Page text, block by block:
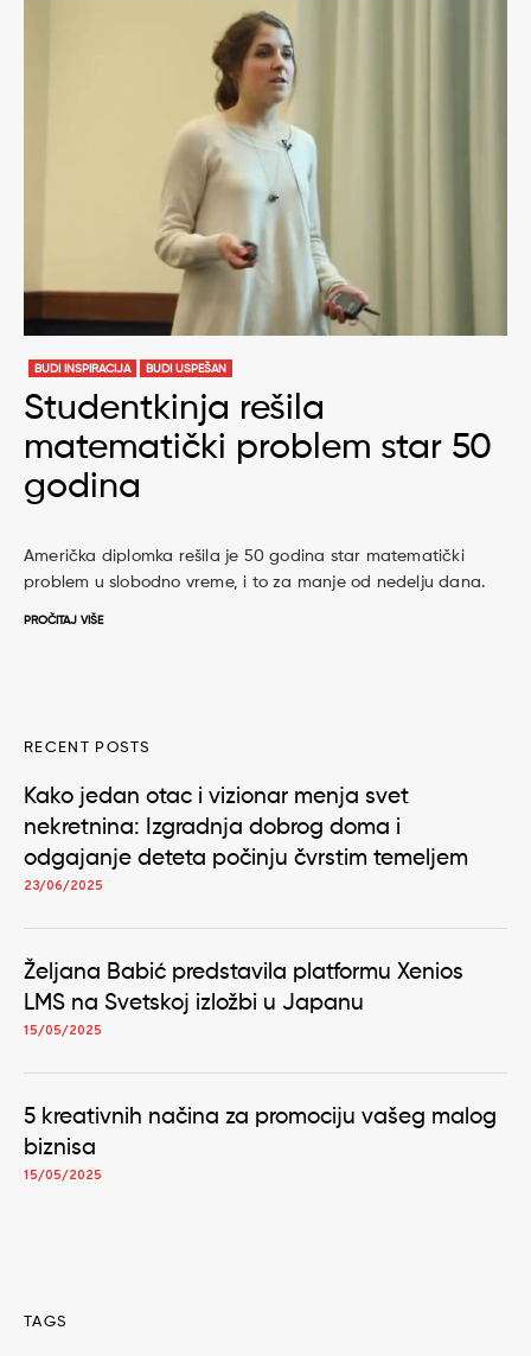
BUDI INSPIRACIJA BUDI USPEŠAN
Studentkinja rešila
matematički problem star 50
godina
Američka diplomka rešila je 50 godina star matematički
problem u slobodno vreme, i to za manje od nedelju dana.
PROČITAJ VIŠE
RECENT POSTS
Kako jedan otac i vizionar menja svet
nekretnina: Izgradnja dobrog doma i
odgajanje deteta počinju čvrstim temeljem
23/06/2025
Željana Babić predstavila platformu Xenios
LMS na Svetskoj izložbi u Japanu
15/05/2025
5 kreativnih načina za promociju vašeg malog
biznisa
15/05/2025
TAGS